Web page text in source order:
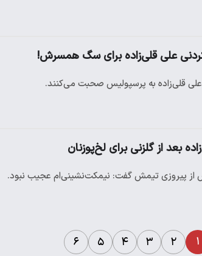
علی قلی‌زاده برای سگ همسرش!
قلی‌زاده به پرسپولیس صحبت می‌کنند.
پیروزی تیمش گفت: نیمکت‌نشینی‌ام عجیب نبود.
۱ ۲ ۳ ۴ ۵ ۶